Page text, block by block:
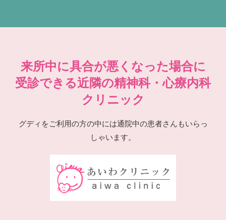
来所中に具合が悪くなった場合に
受診できる近隣の精神科・心療内科
クリニック
グディをご利用の方の中には通院中の患者さんもいらっ
しゃいます。